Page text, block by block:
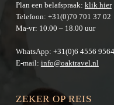
Plan een belafspraak: klik hier
Telefoon: +31(0)70 701 37 02
Ma-vr: 10.00 – 18.00 uur
WhatsApp: +31(0)6 4556 9564
E-mail: info@oaktravel.nl
ZEKER OP REIS